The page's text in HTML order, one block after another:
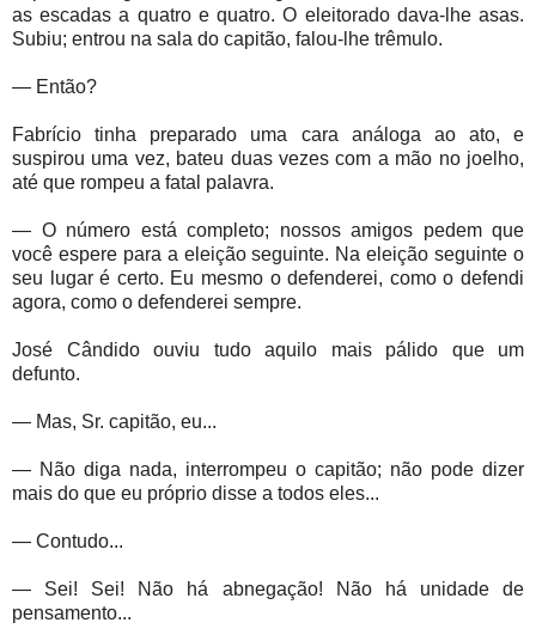
as escadas a quatro e quatro. O eleitorado dava-lhe asas.
Subiu; entrou na sala do capitão, falou-lhe trêmulo.
— Então?
Fabrício tinha preparado uma cara análoga ao ato, e
suspirou uma vez, bateu duas vezes com a mão no joelho,
até que rompeu a fatal palavra.
— O número está completo; nossos amigos pedem que
você espere para a eleição seguinte. Na eleição seguinte o
seu lugar é certo. Eu mesmo o defenderei, como o defendi
agora, como o defenderei sempre.
José Cândido ouviu tudo aquilo mais pálido que um
defunto.
— Mas, Sr. capitão, eu...
— Não diga nada, interrompeu o capitão; não pode dizer
mais do que eu próprio disse a todos eles...
— Contudo...
— Sei! Sei! Não há abnegação! Não há unidade de
pensamento...